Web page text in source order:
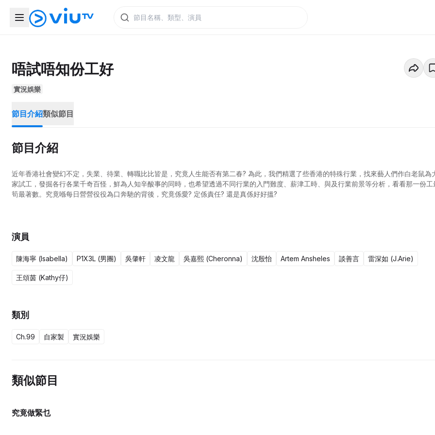
唔試唔知份工好
實況娛樂
節目介紹類似節目
節目介紹
近年香港社會變幻不定，失業、待業、轉職比比皆是，究竟人生能否有第二春? 為此，我們精選了些香港的特殊行業，找來藝人們作白老鼠為
家試工，發掘各行各業千奇百怪，鮮為人知辛酸事的同時，也希望透過不同行業的入門難度、薪津工時、與及行業前景等分析，看看那一份工
筍最著數。究竟喺每日營營役役為口奔馳的背後，究竟係愛? 定係責任? 還是真係好好搵?
演員
陳海寧 (Isabella) P1X3L (男團) 吳肇軒 凌文龍 吳嘉熙 (Cheronna) 沈殷怡 Artem Ansheles 談善言 雷深如 (J.Arie)
王頌茵 (Kathy仔)
類別
Ch.99 自家製 實況娛樂
類似節目
究竟做緊乜